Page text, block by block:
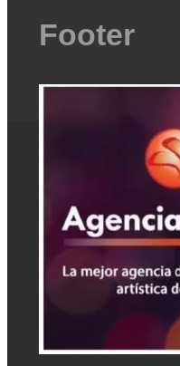
Footer